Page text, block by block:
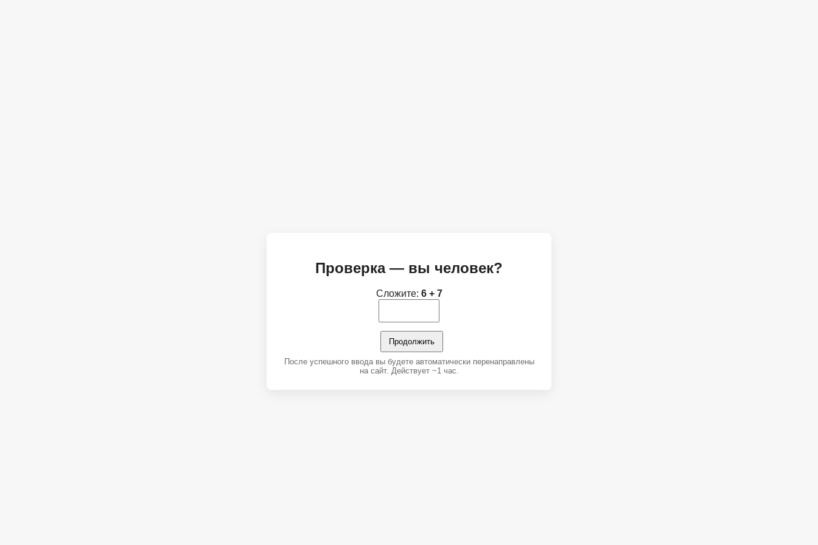
Проверка — вы человек?
Сложите: 6 + 7
Продолжить
После успешного ввода вы будете автоматически перенаправлены
на сайт. Действует ~1 час.